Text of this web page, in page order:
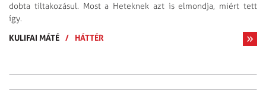
dobta tiltakozásul. Most a Heteknek azt is elmondja, miért tett
így.
KULIFAI MÁTÉ / HÁTTÉR